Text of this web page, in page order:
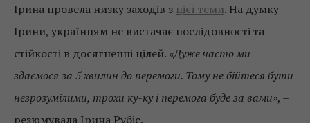
Ірина провела низку заходів з цієї теми. На думку
Ірини, українцям не вистачає послідовності та
стійкості в досягненні цілей. «Дуже часто ми
здаємося за 5 хвилин до перемоги. Тому не бійтеся бути
незрозумілими, трохи ку-ку і перемога буде за вами», –
резюмувала Ірина Рубіс.